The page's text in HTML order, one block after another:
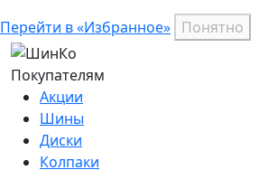
Перейти в «Избранное» Понятно
Покупателям
Акции
Шины
Диски
Колпаки